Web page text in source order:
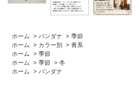
ホーム > バンダナ > 季節
ホーム
> カラー別 > 青系
ホーム
> 季節
ホーム
> 季節 > 冬
ホーム
> バンダナ